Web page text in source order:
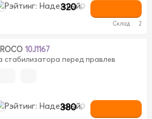
320 ₽
Склад 2
10J1167
стабилизатора перед правлев
380 ₽